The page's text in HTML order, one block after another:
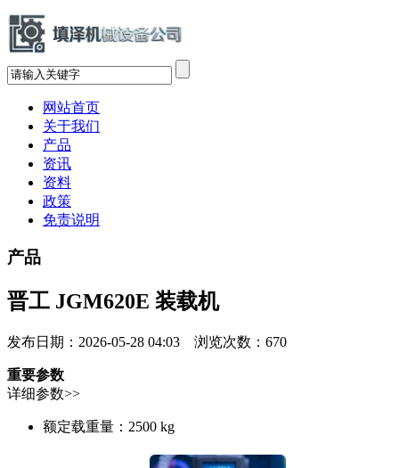
网站首页
关于我们
产品
资讯
资料
政策
免责说明
产品
晋工 JGM620E 装载机
发布日期：2026-05-28 04:03 浏览次数： 670
重要参数
详细参数>>
额定载重量： 2500 kg